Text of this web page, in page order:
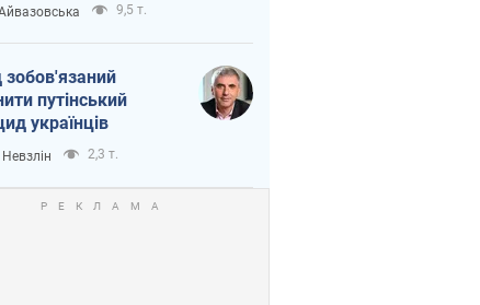
9,5 т.
зобов'язаний
путінський
українців
2,3 т.